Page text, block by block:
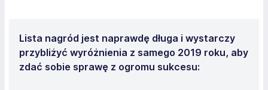
Lista nagród jest naprawdę długa i wystarczy
przybliżyć wyróżnienia z samego 2019 roku, aby
zdać sobie sprawę z ogromu sukcesu: